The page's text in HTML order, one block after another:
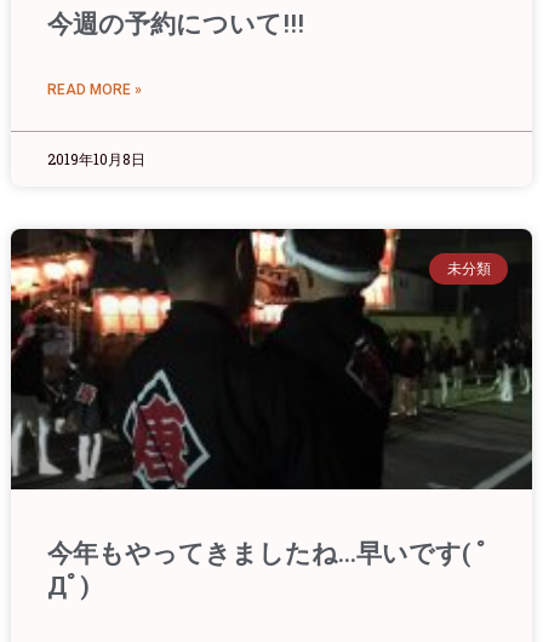
今週の予約について!!!
READ MORE »
2019年10月8日
未分類
今年もやってきましたね…早いです( ﾟ
Дﾟ)